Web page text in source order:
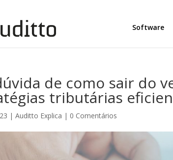
Software
de como sair do
tributárias
|Auditto Explica | 0 Comentários